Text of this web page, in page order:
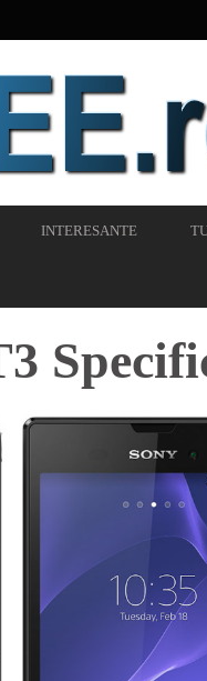
INTERESANTE